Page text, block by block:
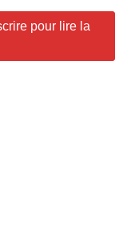
pour lire la